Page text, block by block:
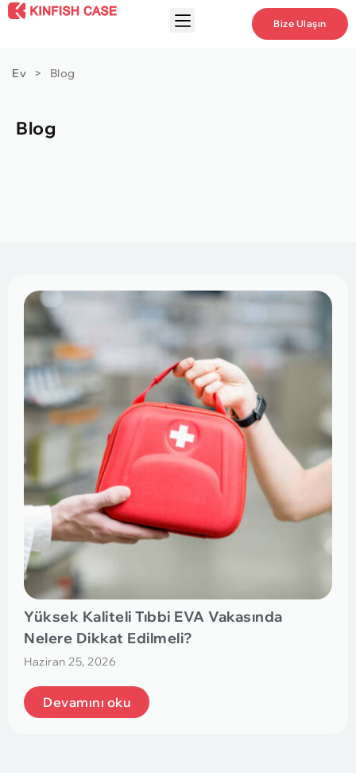
Bize Ulaşın
Ev > Blog
Blog
Yüksek Kaliteli Tıbbi EVA Vakasında
Nelere Dikkat Edilmeli?
Haziran 25, 2026
Devamını oku